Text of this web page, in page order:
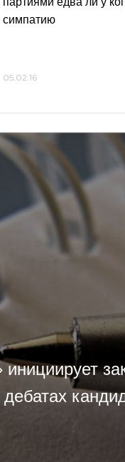
симпатию
05.02.16